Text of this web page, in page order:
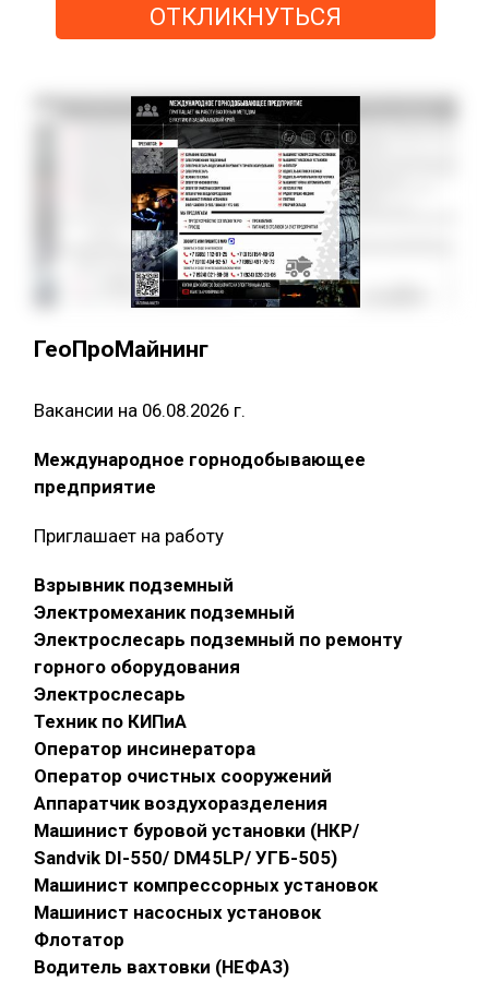
ОТКЛИКНУТЬСЯ
ГеоПроМайнинг
Вакансии на 06.08.2026 г.
Международное горнодобывающее
предприятие
Приглашает на работу
Взрывник подземный
Электромеханик подземный
Электрослесарь подземный по ремонту
горного оборудования
Электрослесарь
Техник по КИПиА
Оператор инсинератора
Оператор очистных сооружений
Аппаратчик воздухоразделения
Машинист буровой установки (НКР/
Sandvik DI-550/ DM45LP/ УГБ-505)
Машинист компрессорных установок
Машинист насосных установок
Флотатор
Водитель вахтовки (НЕФАЗ)